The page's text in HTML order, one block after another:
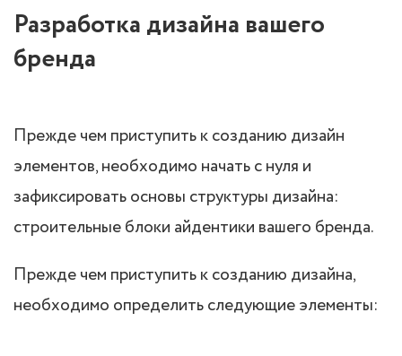
Разработка дизайна вашего
бренда
Прежде чем приступить к созданию дизайн
элементов, необходимо начать с нуля и
зафиксировать основы структуры дизайна:
строительные блоки айдентики вашего бренда.
Прежде чем приступить к созданию дизайна,
необходимо определить следующие элементы: